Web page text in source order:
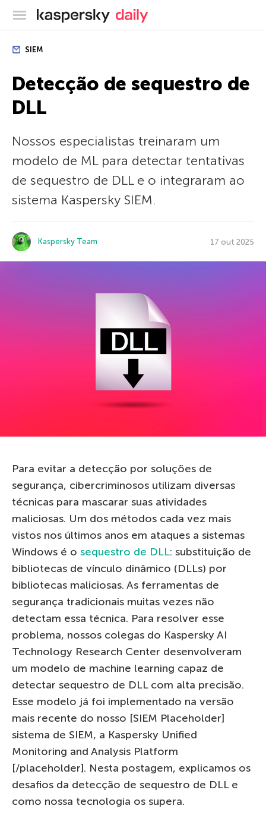
Blog oficial da Kaspersky
SIEM
Detecção de sequestro de
DLL
Nossos especialistas treinaram um
modelo de ML para detectar tentativas
de sequestro de DLL e o integraram ao
sistema Kaspersky SIEM.
Kaspersky Team 17 out 2025
Para evitar a detecção por soluções de
segurança, cibercriminosos utilizam diversas
técnicas para mascarar suas atividades
maliciosas. Um dos métodos cada vez mais
vistos nos últimos anos em ataques a sistemas
Windows é o sequestro de DLL: substituição de
bibliotecas de vínculo dinâmico (DLLs) por
bibliotecas maliciosas. As ferramentas de
segurança tradicionais muitas vezes não
detectam essa técnica. Para resolver esse
problema, nossos colegas do Kaspersky AI
Technology Research Center desenvolveram
um modelo de machine learning capaz de
detectar sequestro de DLL com alta precisão.
Esse modelo já foi implementado na versão
mais recente do nosso [SIEM Placeholder]
sistema de SIEM, a Kaspersky Unified
Monitoring and Analysis Platform
[/placeholder]. Nesta postagem, explicamos os
desafios da detecção de sequestro de DLL e
como nossa tecnologia os supera.